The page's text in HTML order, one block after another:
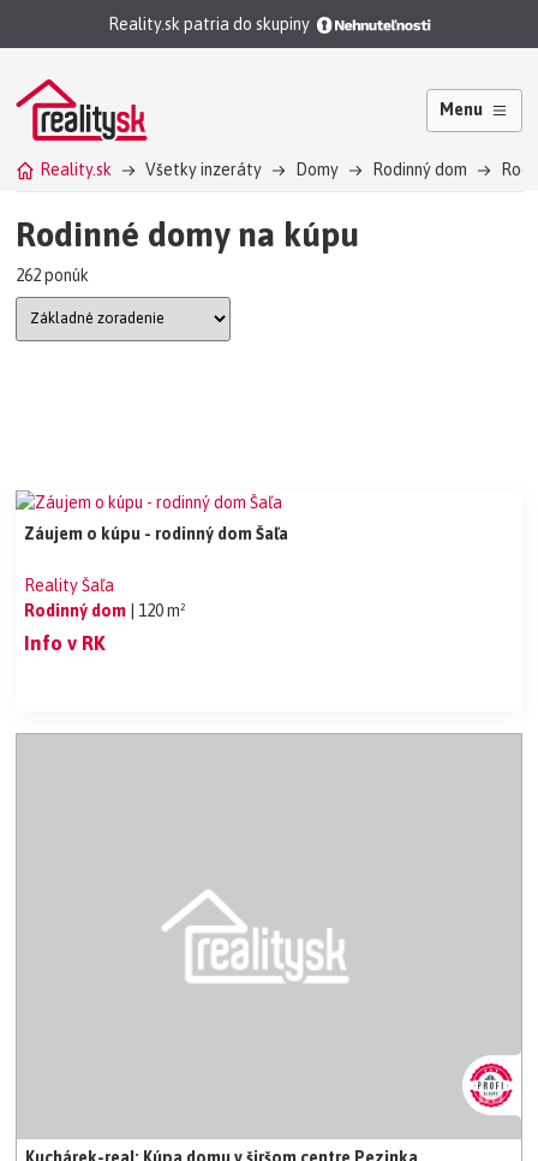
Reality.sk patria do skupiny
Menu
Reality.sk Všetky inzeráty Domy Rodinný dom
Rodinné domy na kúpu
262 ponúk
Záujem o kúpu - rodinný dom Šaľa
Reality Šaľa
Rodinný dom
| 120 m²
Info v RK
Kuchárek-real: Kúpa domu v širšom centre Pezinka.